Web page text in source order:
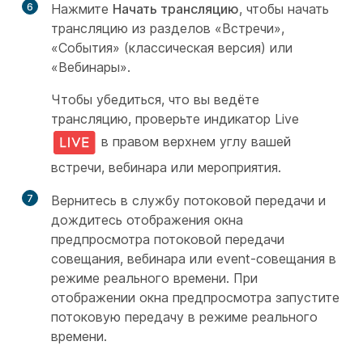
6 Нажмите Начать трансляцию, чтобы начать
трансляцию из разделов «Встречи»,
«События» (классическая версия) или
«Вебинары».
Чтобы убедиться, что вы ведёте
трансляцию, проверьте индикатор Live
в правом верхнем углу вашей
встречи, вебинара или мероприятия.
7
Вернитесь в службу потоковой передачи и
дождитесь отображения окна
предпросмотра потоковой передачи
совещания, вебинара или event-совещания в
режиме реального времени. При
отображении окна предпросмотра запустите
потоковую передачу в режиме реального
времени.